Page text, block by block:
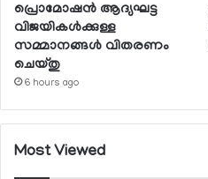
പ്രൊമോഷന്‍ ആദ്യഘട്ട
വിജയികള്‍ക്കുള്ള
സമ്മാനങ്ങള്‍ വിതരണം
ചെയ്തു
6 hours ago
Most Viewed